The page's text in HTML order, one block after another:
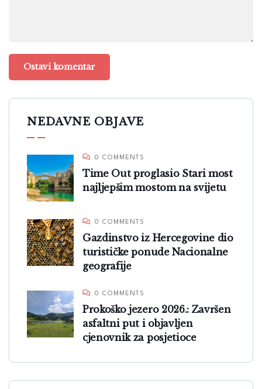
NEDAVNE OBJAVE
0 COMMENTS
Time Out proglasio Stari most
najljepšim mostom na svijetu
0 COMMENTS
Gazdinstvo iz Hercegovine dio
turističke ponude Nacionalne
geografije
0 COMMENTS
Prokoško jezero 2026.: Završen
asfaltni put i objavljen
cjenovnik za posjetioce